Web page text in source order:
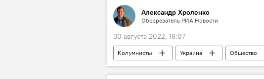
Александр Хроленко
Обозреватель РИА Новости
30 августа 2022, 18:07
Колумнисты Украина Общество
Аналитика
СВО